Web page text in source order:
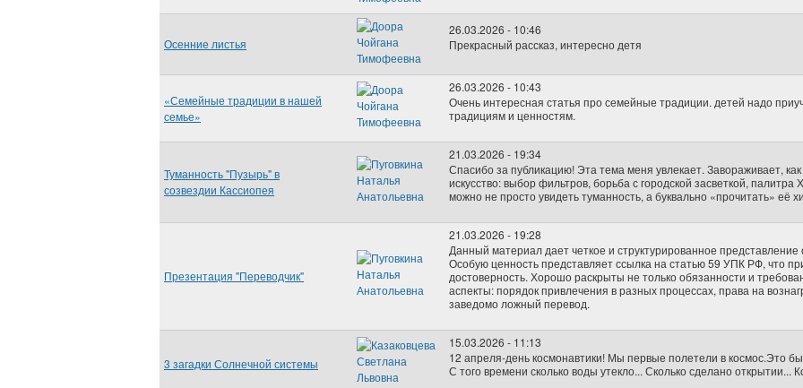
Осенние листья
26.03.2026 - 10:46
Прекрасный рассказ, интересно детя
«Семейные традиции в нашей
семье»
26.03.2026 - 10:43
Очень интересная статья про семейные традиции. детей надо
традициям и ценностям.
Туманность "Пузырь" в
созвездии Кассиопея
21.03.2026 - 19:34
Спасибо за публикацию! Эта тема меня увлекает. Завораживает,
искусство: выбор фильтров, борьба с городской засветкой,
можно не просто увидеть туманность, а буквально «прочитать» её
Презентация "Переводчик"
21.03.2026 - 19:28
Данный материал дает четкое и структурированное представление
Особую ценность представляет ссылка на статью 59 УПК РФ, что
достоверность. Хорошо раскрыты не только обязанности и
аспекты: порядок привлечения в разных процессах, права на
заведомо ложный перевод.
3 загадки Солнечной системы
15.03.2026 - 11:13
12 апреля-день космонавтики! Мы первые полетели в космос.Это
С того времени сколько воды утекло... Сколько сделано открытии...